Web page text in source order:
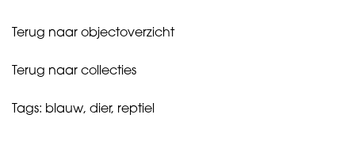
aantal
Terug naar objectoverzicht
Terug naar collecties
Tags: blauw, dier, reptiel